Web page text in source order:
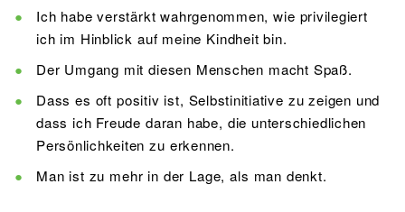
Ich habe verstärkt wahrgenommen, wie privilegiert
ich im Hinblick auf meine Kindheit bin.
Der Umgang mit diesen Menschen macht Spaß.
Dass es oft positiv ist, Selbstinitiative zu zeigen und
dass ich Freude daran habe, die unterschiedlichen
Persönlichkeiten zu erkennen.
Man ist zu mehr in der Lage, als man denkt.